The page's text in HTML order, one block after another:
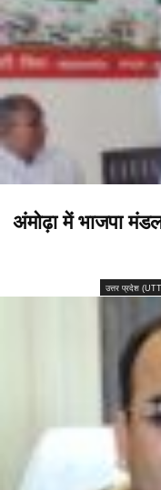
अंमोढ़ा में भाजपा
उत्तर प्रदेश